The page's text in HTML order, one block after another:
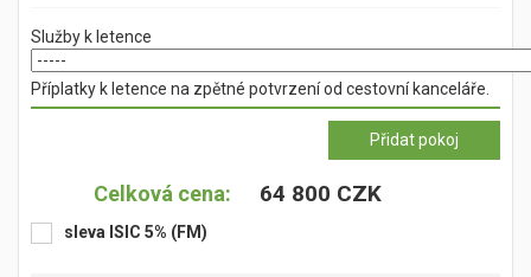
Služby k letence
Příplatky k letence na zpětné potvrzení od cestovní kanceláře.
Celková cena: 64 800 CZK
sleva ISIC 5% (FM)